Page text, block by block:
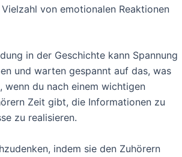
von emotionalen Reaktionen
in der Geschichte kann Spannung
und warten gespannt auf das, was
du nach einem wichtigen
Zeit gibt, die Informationen zu
zu realisieren.
indem sie den Zuhörern